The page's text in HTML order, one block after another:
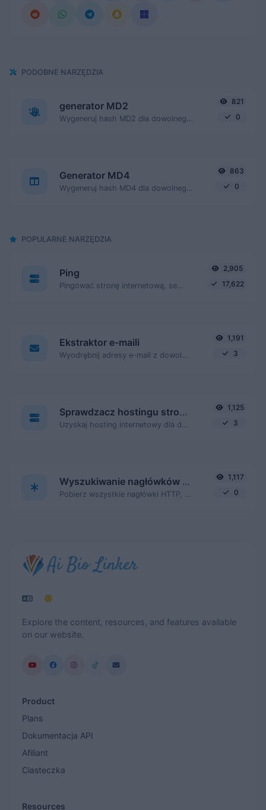
PODOBNE NARZĘDZIA
generator MD2
Wygeneruj hash MD2 dla dowolnego ciągu wejściowego.
821
0
Generator MD4
Wygeneruj hash MD4 dla dowolnego ciągu wejściowego.
863
0
POPULARNE NARZĘDZIA
Ping
Pingować stronę internetową, serwer lub port.
2,905
17,622
Ekstraktor e-maili
Wyodrębnij adresy e-mail z dowolnej treści tekstowej.
1,191
3
Sprawdzacz hostingu strony internetowej
Uzyskaj hosting internetowy dla danej strony internetowej.
1,125
3
Wyszukiwanie nagłówków HTTP
Pobierz wszystkie nagłówki HTTP, które zwraca adres URL dla typowego żądania GET.
1,117
0
Explore the content, resources, and features available
on our website.
Product
Plans
Dokumentacja API
Afiliant
Ciasteczka
Resources